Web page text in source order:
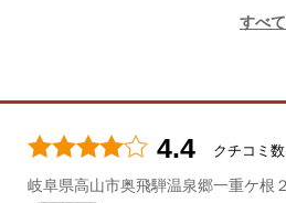
すべ
4.4 クチコミ
岐阜県高山市奥飛騨温泉郷一重ケ根